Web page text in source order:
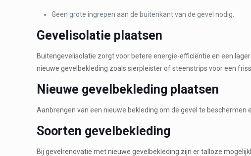
Geen grote ingrepen aan de buitenkant van de gevel nodig.
Gevelisolatie plaatsen
Buitengevelisolatie zorgt voor betere energie-efficiëntie en een
nieuwe gevelbekleding zoals sierpleister of steenstrips voor een
Nieuwe gevelbekleding plaatsen
Aanbrengen van een nieuwe bekleding om de gevel te beschermen
Soorten gevelbekleding
Bij gevelrenovatie met nieuwe gevelbekleding zijn er talloze